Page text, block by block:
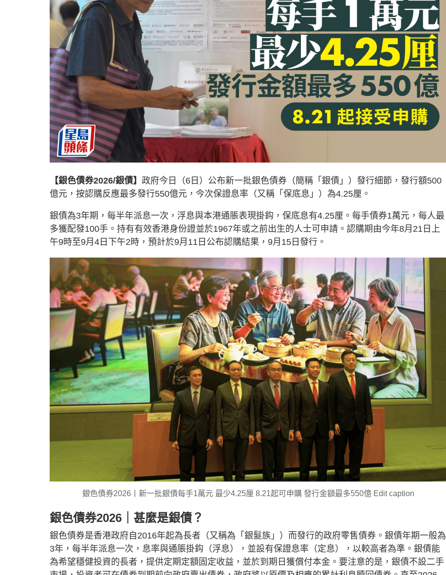
【銀色債券2026/銀債】 政府今日（6日）公布新一批銀色債券（簡稱「銀債」）發行細節，發行額500
億元，按認購反應最多發行550億元，今次保證息率（又稱「保底息」）為4.25厘。
銀債為3年期，每半年派息一次，浮息與本港通脹表現掛鈎，保底息有4.25厘。每手債券1萬元，每人最
多獲配發100手。持有有效香港身份證並於1967年或之前出生的人士可申請。認購期由今年8月21日上
午9時至9月4日下午2時，預計於9月11日公布認購結果，9月15日發行。
銀色債券2026丨新一批銀債每手1萬元 最少4.25厘 8.21起可申購 發行金額最多550億 Edit caption
銀色債券2026｜甚麼是銀債？
銀色債券是香港政府自2016年起為長者（又稱為「銀髮族」）而發行的政府零售債券。銀債年期一般為
3年，每半年派息一次，息率與通脹掛鈎（浮息），並設有保證息率（定息），以較高者為準。銀債能
為希望穩健投資的長者，提供定期定額固定收益，並於到期日獲償付本金。要注意的是，銀債不設二手